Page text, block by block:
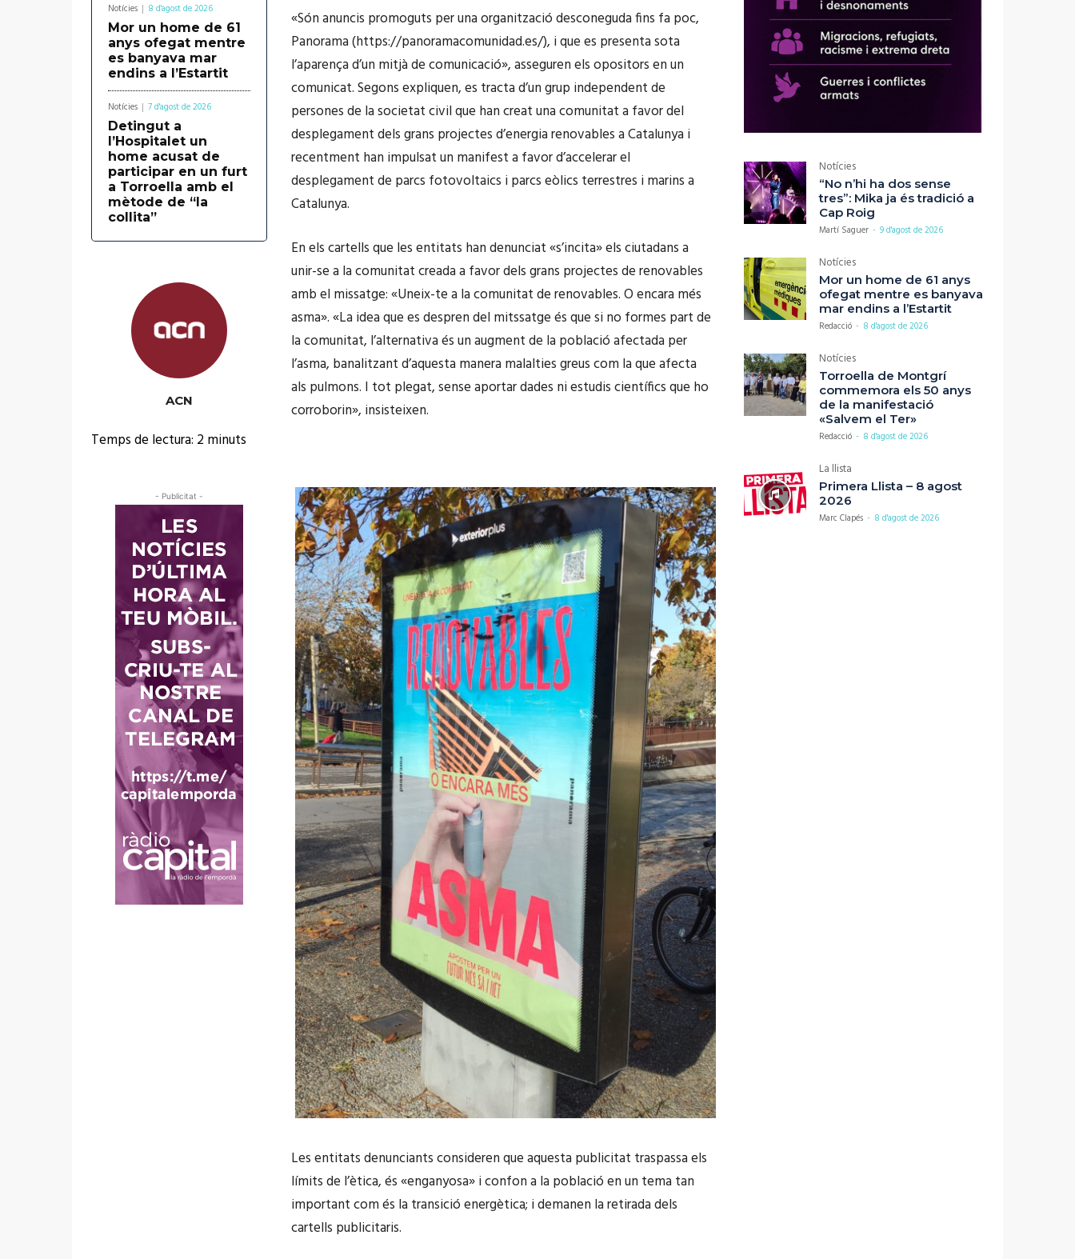
Notícies 8 d'agost de 2026
Mor un home de 61
anys ofegat mentre
es banyava mar
endins a l’Estartit
Notícies 7 d'agost de 2026
Detingut a
l’Hospitalet un
home acusat de
participar en un furt
a Torroella amb el
mètode de “la
collita”
ACN
Temps de lectura: 2minuts
- Publicitat -
«Són anuncis promoguts per una organització desconeguda fins fa poc,
Panorama (https://panoramacomunidad.es/), i que es presenta sota
l’aparença d’un mitjà de comunicació», asseguren els opositors en un
comunicat. Segons expliquen, es tracta d’un grup independent de
persones de la societat civil que han creat una comunitat a favor del
desplegament dels grans projectes d’energia renovables a Catalunya i
recentment han impulsat un manifest a favor d’accelerar el
desplegament de parcs fotovoltaics i parcs eòlics terrestres i marins a
Catalunya.
En els cartells que les entitats han denunciat «s’incita» els ciutadans a
unir-se a la comunitat creada a favor dels grans projectes de renovables
amb el missatge: «Uneix-te a la comunitat de renovables. O encara més
asma». «La idea que es despren del mitssatge és que si no formes part de
la comunitat, l’alternativa és un augment de la població afectada per
l’asma, banalitzant d’aquesta manera malalties greus com la que afecta
als pulmons. I tot plegat, sense aportar dades ni estudis científics que ho
corroborin», insisteixen.
Les entitats denunciants consideren que aquesta publicitat traspassa els
límits de l’ètica, és «enganyosa» i confon a la població en un tema tan
important com és la transició energètica; i demanen la retirada dels
cartells publicitaris.
Notícies
“No n’hi ha dos sense
tres”: Mika ja és tradició a
Cap Roig
Martí Saguer - 9 d'agost de 2026
Notícies
Mor un home de 61 anys
ofegat mentre es banyava
mar endins a l’Estartit
Redacció - 8 d'agost de 2026
Notícies
Torroella de Montgrí
commemora els 50 anys
de la manifestació
«Salvem el Ter»
Redacció - 8 d'agost de 2026
La llista
Primera Llista – 8 agost
2026
Marc Clapés - 8 d'agost de 2026